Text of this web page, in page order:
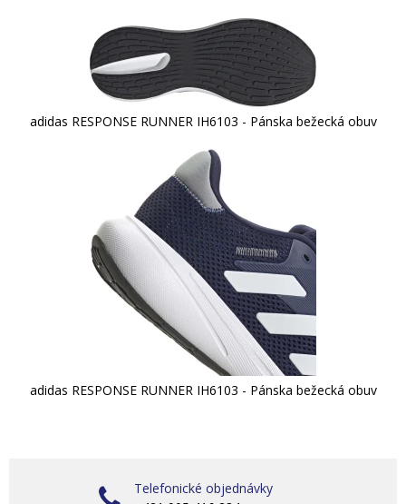
adidas RESPONSE RUNNER IH6103 - Pánska bežecká obuv
adidas RESPONSE RUNNER IH6103 - Pánska bežecká obuv
Telefonické objednávky